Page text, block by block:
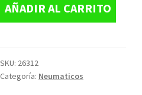
AÑADIR AL CARRITO
SKU: 26312
Categoría: Neumaticos